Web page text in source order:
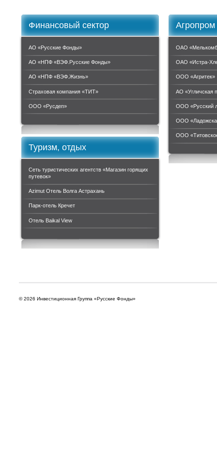
Финансовый сектор
АО «Русские Фонды»
АО «НПФ «ВЭФ.Русские Фонды»
АО «НПФ «ВЭФ.Жизнь»
Страховая компания «ТИТ»
ООО «Руcдеп»
Агропром
ОАО
ОАО «Истра-
ООО «Агритек»
АО «Угличская
ООО «Русский
ООО
ООО
Туризм, отдых
Сеть туристических агентств «Магазин горящих
путевок»
Azimut Отель Волга Астрахань
Парк-отель Кречет
Отель Baikal View
© 2026 Инвестиционная Группа «Русские Фонды»